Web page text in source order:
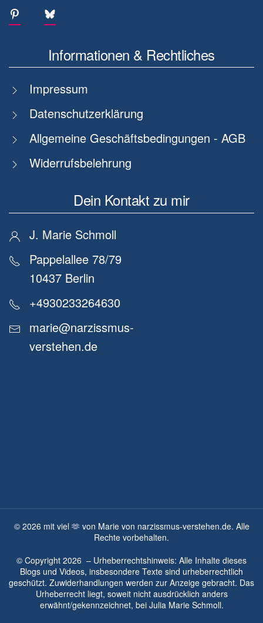
Informationen & Rechtliches
Impressum
Datenschutzerklärung
Allgemeine Geschäftsbedingungen - AGB
Widerrufsbelehrung
Dein Kontakt zu mir
J. Marie Schmoll
Pappelallee 78/79
10437 Berlin
+4930233264630
marie@narzissmus-
verstehen.de
© 2026 mit viel 🫶 von Marie von narzissmus-verstehen.de. Alle
Rechte vorbehalten.
© Copyright 2026 – Urheberrechtshinweis: Alle Inhalte dieses
Blogs und Videos, insbesondere Texte sind urheberrechtlich
geschützt. Zuwiderhandlungen werden zur Anzeige gebracht. Das
Urheberrecht liegt, soweit nicht ausdrücklich anders
erwähnt/gekennzeichnet, bei Julia Marie Schmoll.